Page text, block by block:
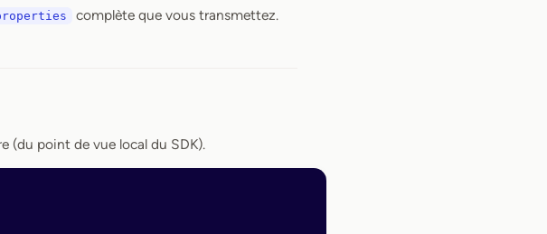
complète que vous transmettez.
(du point de vue local du SDK).